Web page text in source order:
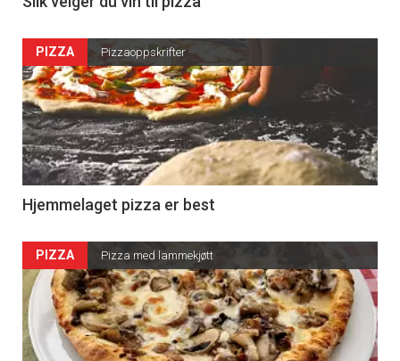
PIZZA Pizzaoppskrifter
Hjemmelaget pizza er best
PIZZA Pizza med lammekjøtt